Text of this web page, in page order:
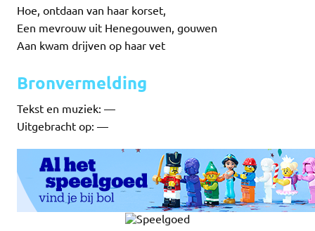
Hoe, ontdaan van haar korset,
Een mevrouw uit Henegouwen, gouwen
Aan kwam drijven op haar vet
Bronvermelding
Tekst en muziek: —
Uitgebracht op: —